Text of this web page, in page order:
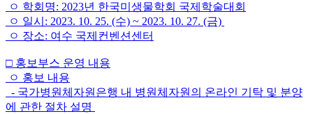
ㅇ 학회명: 2023년 한국미생물학회 국제학술대회
ㅇ 일시: 2023. 10. 25. (수) ~ 2023. 10. 27. (금)
ㅇ 장소: 여수 국제컨벤션센터
□ 홍보부스 운영 내용
ㅇ 홍보 내용
- 국가병원체자원은행 내 병원체자원의 온라인 기탁 및 분양
에 관한 절차 설명